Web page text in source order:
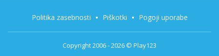
Copyright 2006 - 2026 © Play123
Politika zasebnosti Piškotki Pogoji uporabe